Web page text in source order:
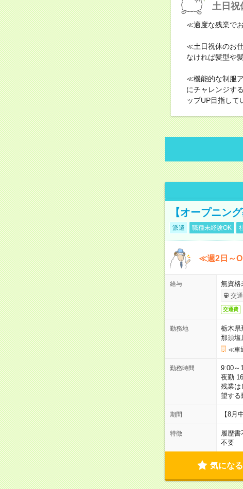
土日祝
≪適度な残業で
≪土日祝休のお
なければ髪型や
≪機能的な制服
にチャレンジす
ップUP目指して
【オープニン
派遣 職種未経験OK
≪週2日～
給与 無資
交
交通費
勤務地
栃木県
那須塩
≪車
勤務時間
9:00～
夜勤
残業は
望する
期間 【8月
特徴 履歴書
不要
気になる